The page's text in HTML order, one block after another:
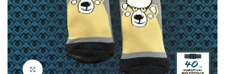
Натисніть, щоб збільшити